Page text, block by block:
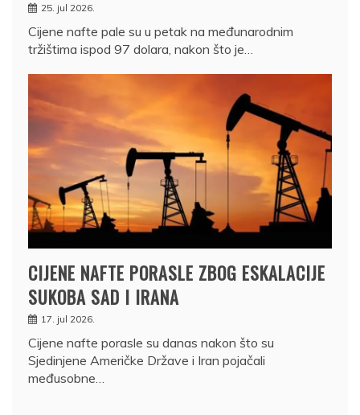
25. jul 2026.
Cijene nafte pale su u petak na međunarodnim
tržištima ispod 97 dolara, nakon što je…
CIJENE NAFTE PORASLE ZBOG ESKALACIJE
SUKOBA SAD I IRANA
17. jul 2026.
Cijene nafte porasle su danas nakon što su
Sjedinjene Američke Države i Iran pojačali
međusobne…